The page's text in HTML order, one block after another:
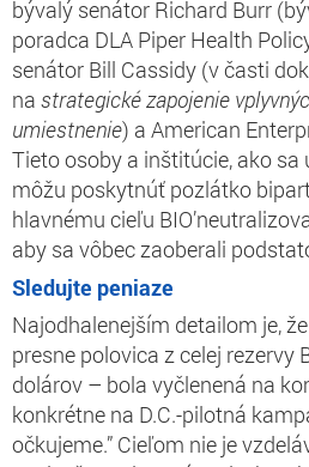
bývalý senátor Richard Burr
poradca DLA Piper Health
senátor Bill Cassidy (v časti
na strategické zapojenie
umiestnenie) a American
Tieto osoby a inštitúcie, ako sa
môžu poskytnúť pozlátko
hlavnému cieľu
aby sa vôbec zaoberali
Sledujte peniaze
Najodhalenejším detailom je, že
presne polovica z celej rezervy
dolárov – bola vyčlenená na
konkrétne na D.C.-pilotná
očkujeme.” Cieľom nie je